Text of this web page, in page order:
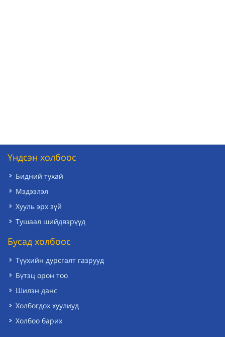
Үндсэн холбоос
Бидний тухай
Мэдээлэл
Хууль эрх зүй
Тушаал шийдвэрүүд
Бусад холбоос
Түүхийн дурсгалт газрууд
Бүтэц орон тоо
Шилэн данс
Холбогдох хуулиуд
Холбоо барих